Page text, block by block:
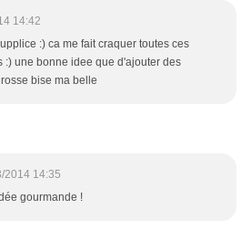
14:42
:) ca me fait craquer toutes ces
:) une bonne idee que d'ajouter des
bise ma belle
2014 14:35
gourmande !